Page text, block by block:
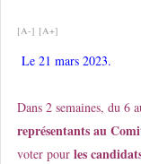
[A-] [A+]
Le 21 mars 2023.
Dans 2 semaines, du 6
représentants au
voter pour les